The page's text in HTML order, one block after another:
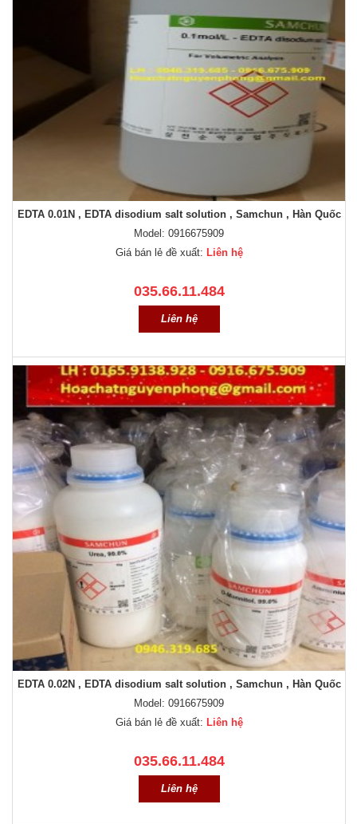
EDTA 0.01N , EDTA disodium salt solution , Samchun , Hàn Quốc
Model: 0916675909
Giá bán lẻ đề xuất: Liên hệ
035.66.11.484
Liên hệ
EDTA 0.02N , EDTA disodium salt solution , Samchun , Hàn Quốc
Model: 0916675909
Giá bán lẻ đề xuất: Liên hệ
035.66.11.484
Liên hệ